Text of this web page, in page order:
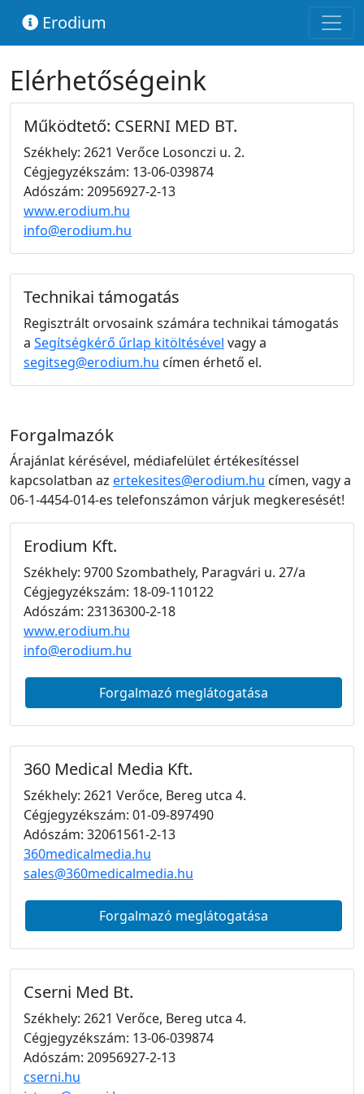
Erodium
Elérhetőségeink
Működtető: CSERNI MED BT.
Székhely: 2621 Verőce Losonczi u. 2.
Cégjegyzékszám: 13-06-039874
Adószám: 20956927-2-13
www.erodium.hu
info@erodium.hu
Technikai támogatás
Regisztrált orvosaink számára technikai támogatás
a Segítségkérő űrlap kitöltésével vagy a
segitseg@erodium.hu címen érhető el.
Forgalmazók
Árajánlat kérésével, médiafelület értékesítéssel
kapcsolatban az ertekesites@erodium.hu címen, vagy a
06-1-4454-014-es telefonszámon várjuk megkeresését!
Erodium Kft.
Székhely: 9700 Szombathely, Paragvári u. 27/a
Cégjegyzékszám: 18-09-110122
Adószám: 23136300-2-18
www.erodium.hu
info@erodium.hu
Forgalmazó meglátogatása
360 Medical Media Kft.
Székhely: 2621 Verőce, Bereg utca 4.
Cégjegyzékszám: 01-09-897490
Adószám: 32061561-2-13
360medicalmedia.hu
sales@360medicalmedia.hu
Forgalmazó meglátogatása
Cserni Med Bt.
Székhely: 2621 Verőce, Bereg utca 4.
Cégjegyzékszám: 13-06-039874
Adószám: 20956927-2-13
cserni.hu